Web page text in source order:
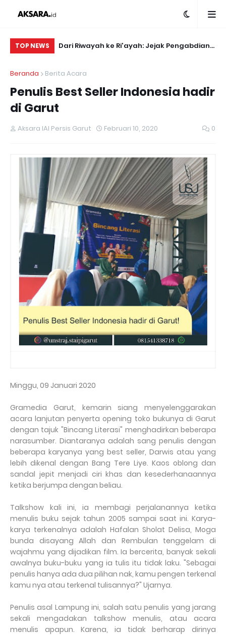
TOP NEWS
BENING
Dari Riwayah ke Ri'ayah: Jejak Pengabdian
di Garut.
Beranda
Berita Acara
Penulis Best Seller Indonesia hadir
di Garut
Aksara IAI Persis Garut Februari 10, 2020 0
Minggu, 09 Januari 2020
Gramedia Garut, kemarin siang menyelenggarakan
acara lanjutan penyerta opening toko bukunya di Garut
dengan tajuk "Bincang Literasi" menghadirkan beberapa
narasumber. Diantaranya adalah sang penulis dengan
beberapa karyanya yang best seller, Darwis atau yang
lebih dikenal dengan Bang Tere Liye. Kaos oblong dan
sandal jepit menjadi ciri khas dan kesederhanaannya
ketika berjumpa dengan beliau.
Talkshow kali ini, ia membagi perjalanannya ketika
menulis buku sejak tahun 2005 sampai saat ini. Karya-
karya terkenalnya adalah Hafalan Sholat Delisa, Moga
bunda disayang Allah dan Rembulan tenggelam di
wajahmu yang dijadikan film. Ia bercerita, banyak sekali
awalnya buku-buku yang ia tulis itu tidak laku. "Sebagai
penulis hanya ada dua pilihan nak, kamu pengen terkenal
kamu nya atau terkenal tulisannya?" Ujarnya.
Penulis asal Lampung ini, salah satu penulis yang jarang
sekali mengadakan talkshow menulis, atau acara
menulis apapun. Karena, ia tidak berharap dirinya